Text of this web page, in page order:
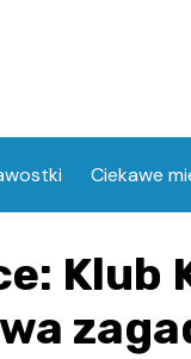
Ciekawe
Klub